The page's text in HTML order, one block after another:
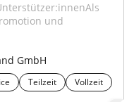
und
GmbH
Teilzeit
Vollzeit